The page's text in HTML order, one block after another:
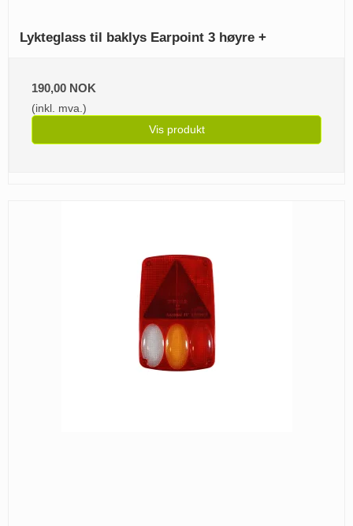
Lykteglass til baklys Earpoint 3 høyre +
190,00 NOK
(inkl. mva.)
Vis produkt